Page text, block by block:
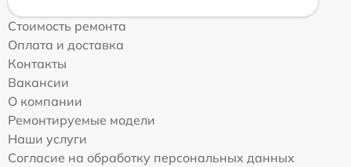
Стоимость ремонта
Оплата и доставка
Контакты
Вакансии
О компании
Ремонтируемые модели
Наши услуги
Согласие на обработку персональных данных